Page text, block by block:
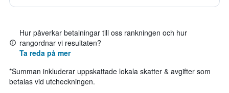
Hur påverkar betalningar till oss rankningen och hur
rangordnar vi resultaten?
Ta reda på mer
*Summan inkluderar uppskattade lokala skatter & avgifter som
betalas vid utcheckningen.